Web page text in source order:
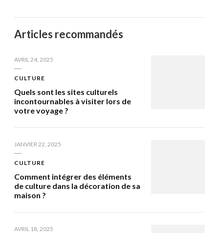
Articles recommandés
AVRIL 24, 2025
CULTURE
Quels sont les sites culturels
incontournables à visiter lors de
votre voyage ?
JANVIER 22, 2025
CULTURE
Comment intégrer des éléments
de culture dans la décoration de sa
maison ?
AVRIL 18, 2025